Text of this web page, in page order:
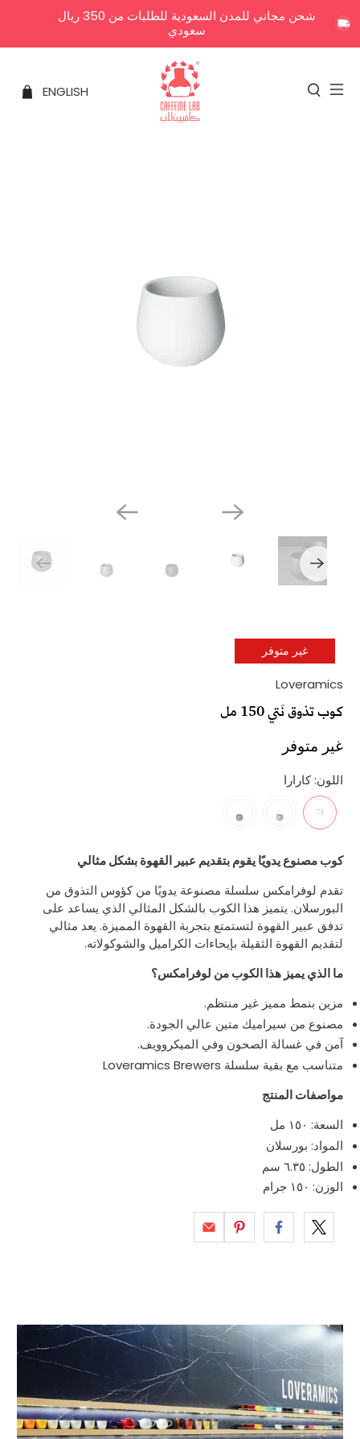
شحن مجاني للمدن السعودية للطلبات من 350 ريال
سعودي
ENGLISH
غير متوفر
Loveramics
كوب تذوق نَتي 150 مل
غير متوفر
اللون:كارارا
كوب مصنوع يدويًا يقوم بتقديم عبير القهوة بشكل مثالي
تقدم لوفرامكس سلسلة مصنوعة يدويًا من كؤوس التذوق من
البورسلان. يتميز هذا الكوب بالشكل المثالي الذي يساعد على
تدفق عبير القهوة لتستمتع بتجربة القهوة المميزة. يعد مثالي
لتقديم القهوة الثقيلة بإيحاءات الكراميل والشوكولاته.
ما الذي يميز هذا الكوب من لوفرامكس؟
مزين بنمط مميز غير منتظم.
مصنوع من سيراميك متين عالي الجودة.
آمن في غسالة الصحون وفي الميكروويف.
متناسب مع بقية سلسلة Loveramics Brewers
مواصفات المنتج
السعة: ١٥٠ مل
المواد: بورسلان
الطول: ٦.٣٥ سم
الوزن: ١٥٠ جرام